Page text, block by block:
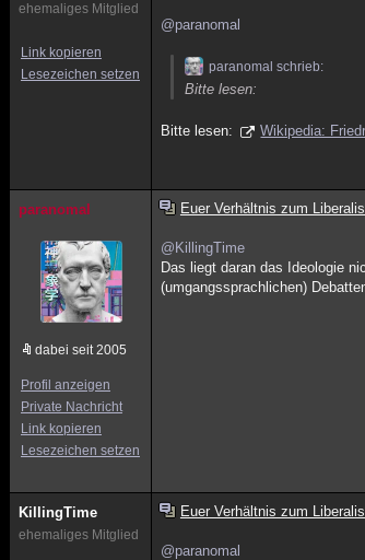
ehemaliges Mitglied
Link kopieren
Lesezeichen setzen
@paranomal
paranomal schrieb:
Bitte lesen:
Bitte lesen: Wikipedia:
paranomal
dabei seit 2005
Profil anzeigen
Private Nachricht
Link kopieren
Lesezeichen setzen
Euer Verhältnis zum
@KillingTime
Das liegt daran das Ideologie
(umgangssprachlichen)
KillingTime
ehemaliges Mitglied
Euer Verhältnis zum
@paranomal